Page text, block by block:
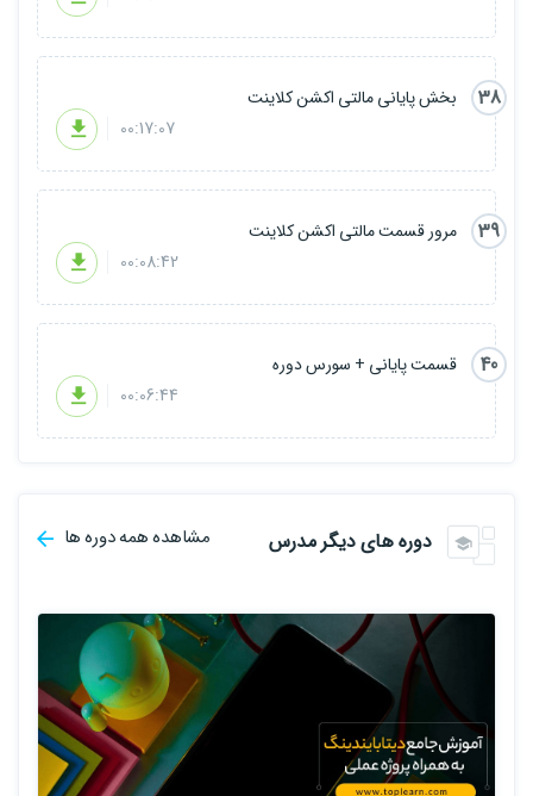
38
بخش پایانی مالتی اکشن کلاینت
00:17:07
39
مرور قسمت مالتی اکشن کلاینت
00:08:42
40
قسمت پایانی + سورس دوره
00:06:44
دوره های دیگر مدرس مشاهده همه دوره ها